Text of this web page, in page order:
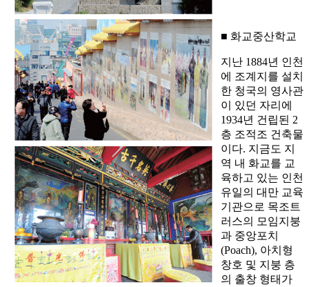
■ 화교중산학교
지난 1884년 인천
에 조계지를 설치
한 청국의 영사관
이 있던 자리에
1934년 건립된 2
층 조적조 건축물
이다. 지금도 지
역 내 화교를 교
육하고 있는 인천
유일의 대만 교육
기관으로 목조트
러스의 모임지붕
과 중앙포치
(Poach), 아치형
창호 및 지붕 층
의 출창 형태가